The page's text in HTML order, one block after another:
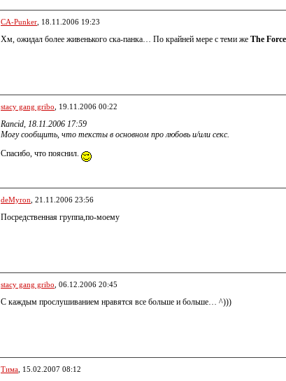
CA-Punker , 18.11.2006 19:23
Хм, ожидал более живенького ска-панка… По крайней мере с теми же The
stacy gang gribo , 19.11.2006 00:22
Rancid, 18.11.2006 17:59
Могу сообщить, что тексты в основном про любовь и/или секс.
Спасибо, что пояснил.
deMyron , 21.11.2006 23:56
Посредственная группа,по-моему
stacy gang gribo , 06.12.2006 20:45
С каждым прослушиванием нравятся все больше и больше… ^)))
Тима , 15.02.2007 08:12